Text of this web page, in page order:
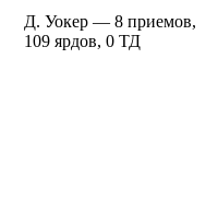
Д. Уокер — 8 приемов,
109 ярдов, 0 ТД